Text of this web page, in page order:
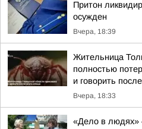
Притон
осужден
Вчера, 18:39
Жительница
полностью
и говорить
Вчера, 18:33
«Дело в людях»